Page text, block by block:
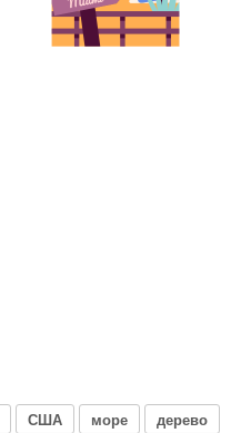
США море дерево